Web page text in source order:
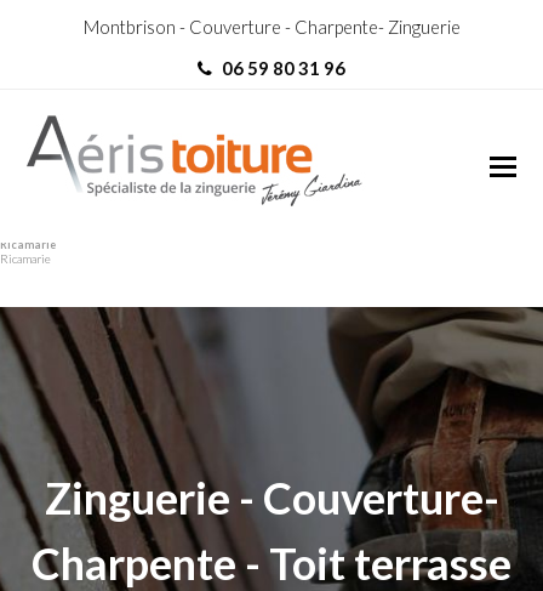
Montbrison - Couverture - Charpente- Zinguerie
06 59 80 31 96
Ricamarie
Ricamarie
Zinguerie - Couverture-
Charpente - Toit terrasse